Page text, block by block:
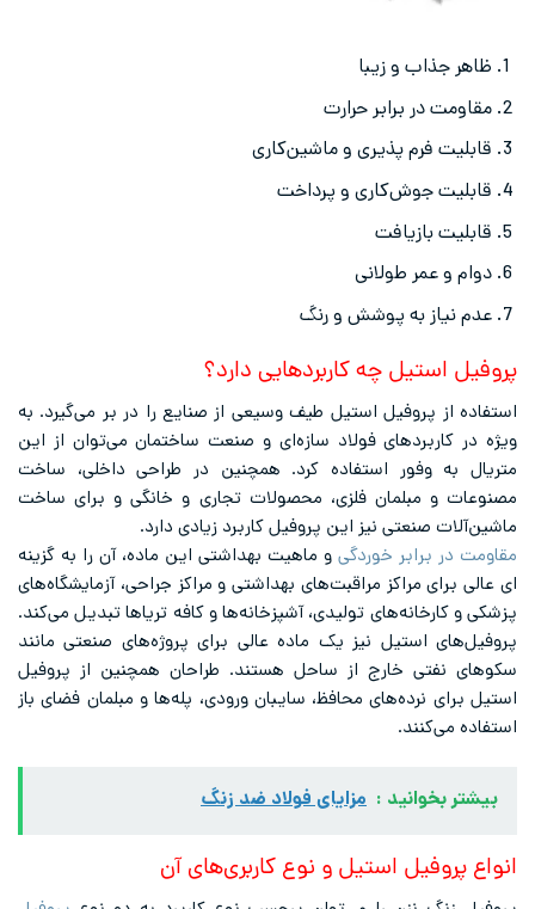
ظاهر جذاب و زیبا
مقاومت در برابر حرارت
قابلیت فرم پذیری و ماشین‌کاری
قابلیت جوش‌کاری و پرداخت
قابلیت بازیافت
دوام و عمر طولانی
عدم نیاز به پوشش و رنگ
پروفیل استیل چه کاربردهایی دارد؟
استفاده از پروفیل استیل طیف وسیعی از صنایع را در بر می‌گیرد. به
ویژه در کاربردهای فولاد سازه‌ای و صنعت ساختمان می‌توان از این
متریال به وفور استفاده کرد. همچنین در طراحی داخلی، ساخت
مصنوعات و مبلمان فلزی، محصولات تجاری و خانگی و برای ساخت
ماشین‌آلات صنعتی نیز این پروفیل کاربرد زیادی دارد.
مقاومت در برابر خوردگی و ماهیت بهداشتی این ماده، آن را به گزینه
ای عالی برای مراکز مراقبت‌های بهداشتی و مراکز جراحی، آزمایشگاه‌های
پزشکی و کارخانه‌های تولیدی، آشپزخانه‌ها و کافه تریاها تبدیل می‌کند.
پروفیل‌های استیل نیز یک ماده عالی برای پروژه‌های صنعتی مانند
سکوهای نفتی خارج از ساحل هستند. طراحان همچنین از پروفیل
استیل برای نرده‌های محافظ، سایبان ورودی، پله‌ها و مبلمان فضای باز
استفاده می‌کنند.
بیشتر بخوانید : مزایای فولاد ضد زنگ
انواع پروفیل استیل و نوع کاربری‌های آن